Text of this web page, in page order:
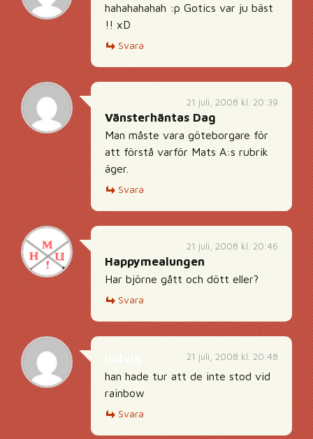
hahahahahah :p Gotics var ju bäst
!! xD
Svara
21 juli, 2008 kl. 20:39
Vänsterhäntas Dag
Man måste vara göteborgare för
att förstå varför Mats A:s rubrik
äger.
Svara
21 juli, 2008 kl. 20:46
Happymealungen
Har björne gått och dött eller?
Svara
21 juli, 2008 kl. 20:48
han hade tur att de inte stod vid
rainbow
Svara